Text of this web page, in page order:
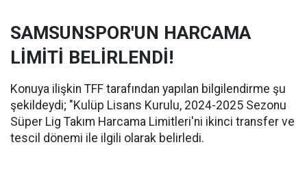
SAMSUNSPOR'UN HARCAMA
LİMİTİ BELİRLENDİ!
Konuya ilişkin TFF tarafından yapılan bilgilendirme şu
şekildeydi; "Kulüp Lisans Kurulu, 2024-2025 Sezonu
Süper Lig Takım Harcama Limitleri'ni ikinci transfer ve
tescil dönemi ile ilgili olarak belirledi.